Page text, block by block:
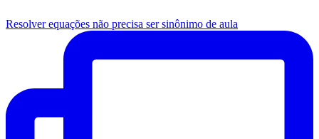
Resolver equações não precisa ser sinônimo de aula